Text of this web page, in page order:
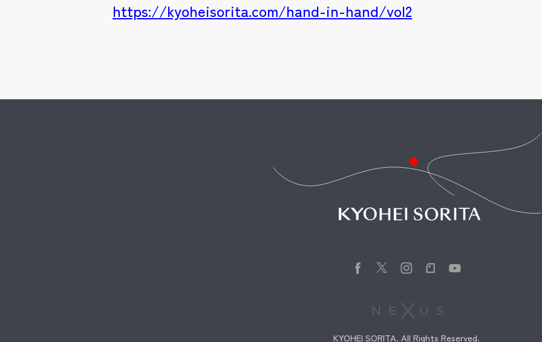
https://kyoheisorita.com/hand-in-hand/vol2
KYOHEI SORITA. All Rights Reserved.